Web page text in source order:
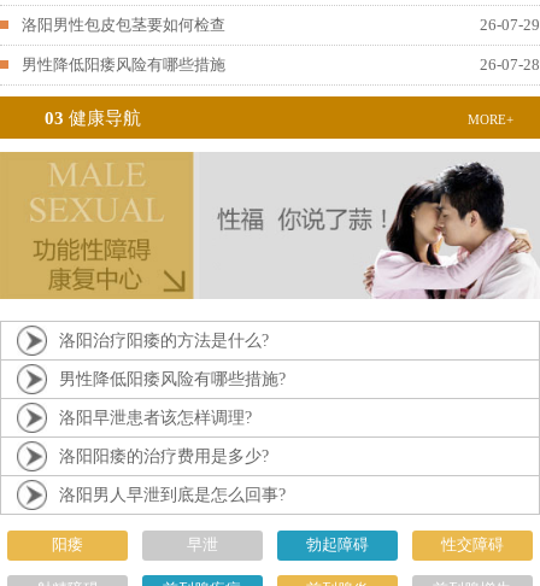
洛阳男性包皮包茎要如何检查 26-07-29
男性降低阳痿风险有哪些措施 26-07-28
03 健康导航 MORE+
洛阳治疗阳痿的方法是什么?
男性降低阳痿风险有哪些措施?
洛阳早泄患者该怎样调理?
洛阳阳痿的治疗费用是多少?
洛阳男人早泄到底是怎么回事?
阳痿 早泄 勃起障碍 性交障碍